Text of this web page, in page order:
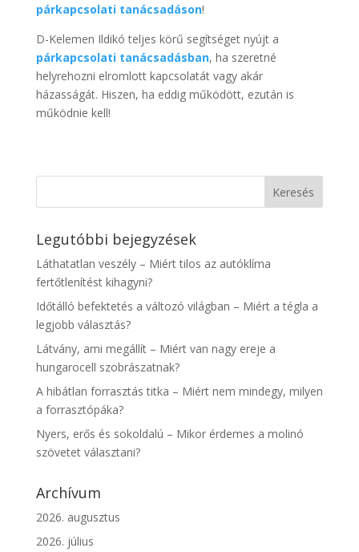
párkapcsolati tanácsadáson!
D-Kelemen Ildikó teljes körű segítséget nyújt a
párkapcsolati tanácsadásban, ha szeretné
helyrehozni elromlott kapcsolatát vagy akár
házasságát. Hiszen, ha eddig működött, ezután is
működnie kell!
Legutóbbi bejegyzések
Láthatatlan veszély – Miért tilos az autóklíma
fertőtlenítést kihagyni?
Időtálló befektetés a változó világban – Miért a tégla a
legjobb választás?
Látvány, ami megállít – Miért van nagy ereje a
hungarocell szobrászatnak?
A hibátlan forrasztás titka – Miért nem mindegy, milyen
a forrasztópáka?
Nyers, erős és sokoldalú – Mikor érdemes a molinó
szövetet választani?
Archívum
2026. augusztus
2026. július